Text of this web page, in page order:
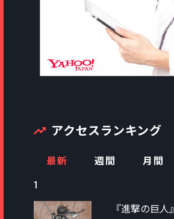
アクセスランキング
最新 週間 月間
1
『進撃の巨